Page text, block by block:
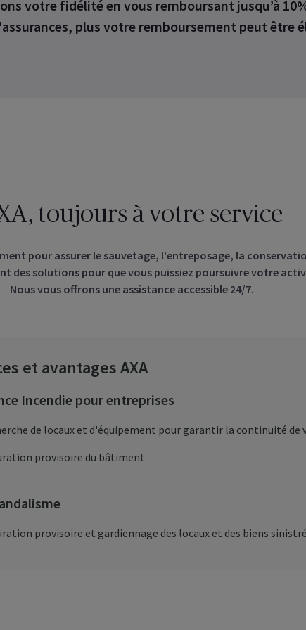
Benefits
collectives
votre fidélité en vous remboursant jusqu’à
plus votre remboursement peut être
toujours à votre service
pour assurer le sauvetage, l'entreposage, la
des solutions pour que vous puissiez poursuivre votre
Nous vous offrons une assistance accessible 24/7.
et avantages AXA
Incendie pour entreprises
de locaux et d'équipement pour garantir la continuité
provisoire du bâtiment.
provisoire et gardiennage des locaux et des biens